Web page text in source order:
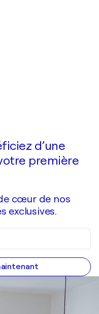
d’une
première
cœur de nos
exclusives.